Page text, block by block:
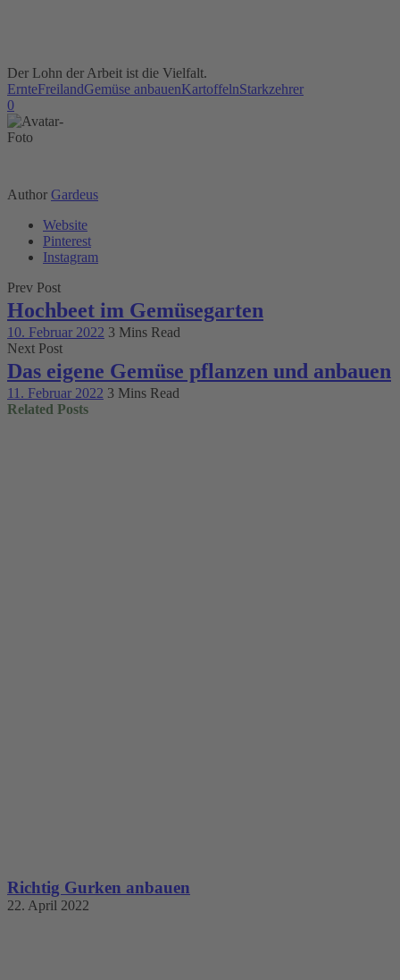
Der Lohn der Arbeit ist die Vielfalt.
ErnteFreilandGemüse anbauenKartoffelnStarkzehrer
0
Author Gardeus
Website
Pinterest
Instagram
Prev Post
Hochbeet im Gemüsegarten
10. Februar 2022 3 Mins Read
Next Post
Das eigene Gemüse pflanzen und anbauen
11. Februar 2022 3 Mins Read
Related Posts
Richtig Gurken anbauen
22. April 2022